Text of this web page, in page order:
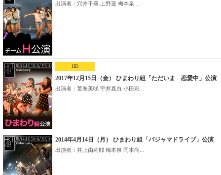
出演者：穴井千尋 上野遥 梅本泉 ...
HD
2017年12月15日（金） ひまわり組「ただいま 恋愛中」公演
出演者：荒巻美咲 宇井真白 小田彩...
2014年4月14日（月） ひまわり組「パジャマドライブ」公演
出演者：井上由莉耶 梅本泉 岡本尚...